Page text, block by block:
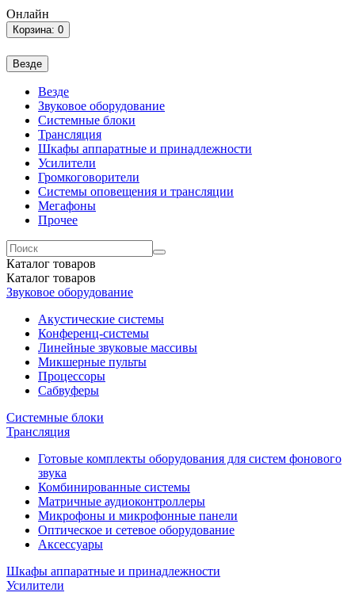
Онлайн
Корзина: 0
Везде
Везде
Звуковое оборудование
Системные блоки
Трансляция
Шкафы аппаратные и принадлежности
Усилители
Громкоговорители
Системы оповещения и трансляции
Мегафоны
Прочее
Каталог товаров
Каталог товаров
Звуковое оборудование
Акустические системы
Конференц-системы
Линейные звуковые массивы
Микшерные пульты
Процессоры
Сабвуферы
Системные блоки
Трансляция
Готовые комплекты оборудования для систем фонового
звука
Комбинированные системы
Матричные аудиоконтроллеры
Микрофоны и микрофонные панели
Оптическое и сетевое оборудование
Аксессуары
Шкафы аппаратные и принадлежности
Усилители